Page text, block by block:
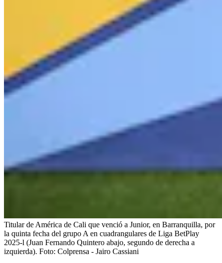
Titular de América de Cali que venció a Junior, en Barranquilla, por
la quinta fecha del grupo A en cuadrangulares de Liga BetPlay
2025-l (Juan Fernando Quintero abajo, segundo de derecha a
izquierda). Foto: Colprensa - Jairo Cassiani